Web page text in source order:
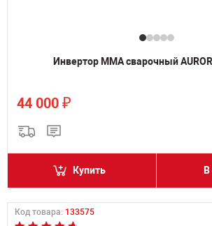
Инвертор MMA сварочный
44 000 ₽
Купить
Код товара: 133575